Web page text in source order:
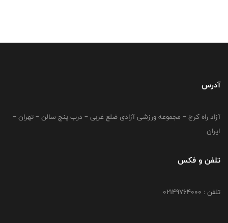
آدرس
آزاد راه کرج – مجموعه ورزشی آزادی ضلع غربی – درب پنج سالن – تهران –
ایران
تلفن و فکس
تلفن : 02149764000